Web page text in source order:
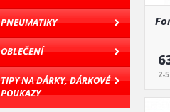
PNEUMATIKY
OBLEČENÍ
TIPY NA DÁRKY, DÁRKOVÉ
POUKAZY
2-